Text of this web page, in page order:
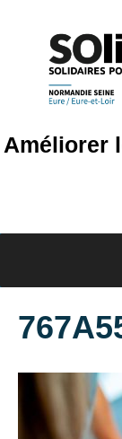
Améliorer